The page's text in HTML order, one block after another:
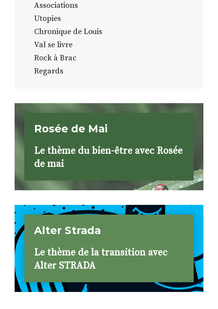
Associations
Utopies
Chronique de Louis
Val se livre
Rock à Brac
Regards
Rosée de Mai
Le thème du bien-être avec Rosée
de mai
Alter Strada
Le thème de la transition avec
Alter STRADA